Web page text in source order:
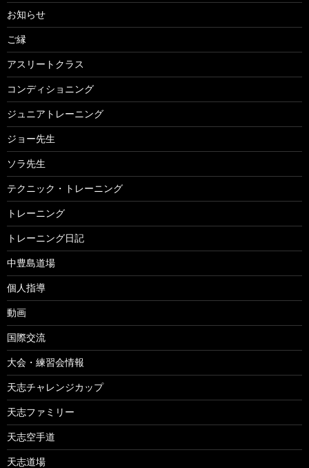
お知らせ
ご縁
アスリートクラス
コンディショニング
ジュニアトレーニング
ジョー先生
ソラ先生
テクニック・トレーニング
トレーニング
トレーニング日記
中豊島道場
個人指導
動画
国際交流
大会・練習会情報
天志チャレンジカップ
天志ファミリー
天志空手道
天志道場